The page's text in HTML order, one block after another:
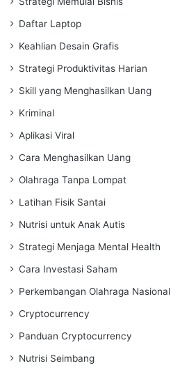
Daftar Laptop
Keahlian Desain Grafis
Strategi Produktivitas Harian
Skill yang Menghasilkan Uang
Kriminal
Aplikasi Viral
Cara Menghasilkan Uang
Olahraga Tanpa Lompat
Latihan Fisik Santai
Nutrisi untuk Anak Autis
Strategi Menjaga Mental Health
Cara Investasi Saham
Perkembangan Olahraga Nasional
Cryptocurrency
Panduan Cryptocurrency
Nutrisi Seimbang